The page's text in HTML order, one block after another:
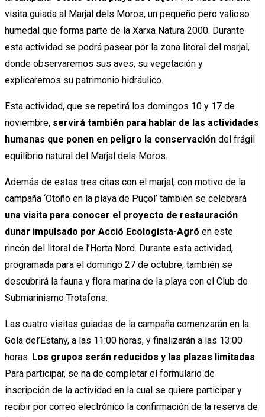
visita guiada al Marjal dels Moros, un pequeño pero valioso
humedal que forma parte de la Xarxa Natura 2000. Durante
esta actividad se podrá pasear por la zona litoral del marjal,
donde observaremos sus aves, su vegetación y
explicaremos su patrimonio hidráulico.
Esta actividad, que se repetirá los domingos 10 y 17 de
noviembre, servirá también para hablar de las actividades
humanas que ponen en peligro la conservación del frágil
equilibrio natural del Marjal dels Moros.
Además de estas tres citas con el marjal, con motivo de la
campaña ‘Otoño en la playa de Puçol’ también se celebrará
una visita para conocer el proyecto de restauración
dunar impulsado por Acció Ecologista-Agró en este
rincón del litoral de l’Horta Nord. Durante esta actividad,
programada para el domingo 27 de octubre, también se
descubrirá la fauna y flora marina de la playa con el Club de
Submarinismo Trotafons.
Las cuatro visitas guiadas de la campaña comenzarán en la
Gola del’Estany, a las 11:00 horas, y finalizarán a las 13:00
horas. Los grupos serán reducidos y las plazas limitadas.
Para participar, se ha de completar el formulario de
inscripción de la actividad en la cual se quiere participar y
recibir por correo electrónico la confirmación de la reserva de